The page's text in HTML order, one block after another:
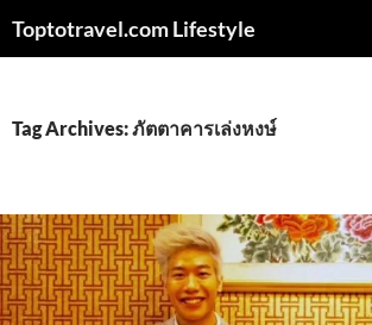
Toptotravel.com Lifestyle
Tag Archives: ภัตตาคารเล่งหงษ์